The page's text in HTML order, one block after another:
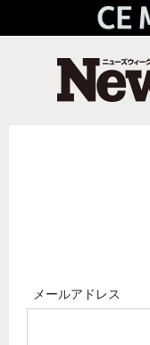
メールアドレス